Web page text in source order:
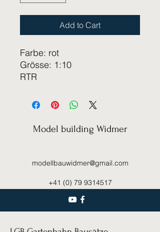
Add to Cart
Farbe: rot
Grösse: 1:10
RTR
Model building Widmer
modellbauwidmer@gmail.com
+41 (0) 79 9314517